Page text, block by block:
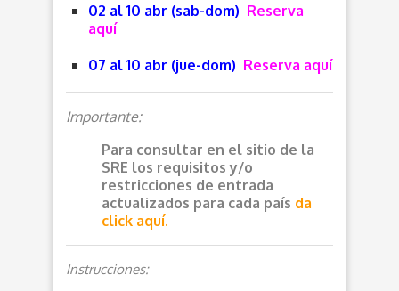
02 al 10 abr (sab-dom) Reserva
aquí
07 al 10 abr (jue-dom) Reserva aquí
Importante:
Para consultar en el sitio de la
SRE los requisitos y/o
restricciones de entrada
actualizados para cada país da
click aquí.
Instrucciones: